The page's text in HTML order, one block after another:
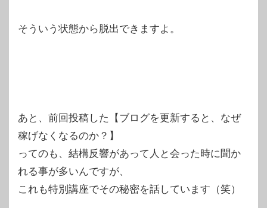
そういう状態から脱出できますよ。
あと、前回投稿した【ブログを更新すると、なぜ
稼げなくなるのか？】
ってのも、結構反響があって人と会った時に聞か
れる事が多いんですが、
これも特別講座でその秘密を話しています（笑）